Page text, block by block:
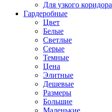
Для узкого коридора
Гардеробные
Цвет
Белые
Светлые
Серые
Темные
Цена
Элитные
Дешевые
Размеры
Большие
Маленькие